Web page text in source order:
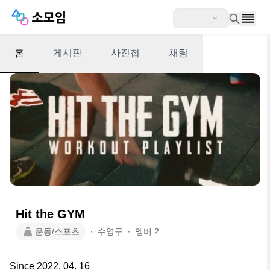
홈 게시판 사진첩 채팅
Hit the GYM
운동/스포츠 ∙ 수영구 ∙ 멤버 2
Since 2022. 04. 16